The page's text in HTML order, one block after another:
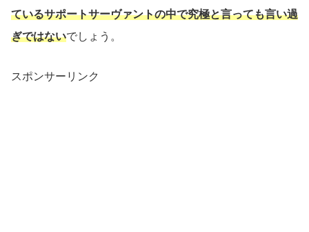
ているサポートサーヴァントの中で究極と言っても言い過
ぎではないでしょう。
スポンサーリンク